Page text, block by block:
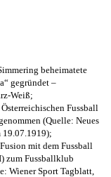
beheimatete
gegründet –
Weiß;
Fussball
(Quelle: Neues
19.07.1919);
mit dem Fussball
zum Fussballklub
Wiener Sport Tagblatt,